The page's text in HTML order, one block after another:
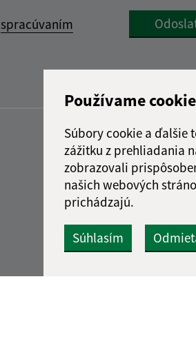
Používame
Súbory cookie a ďalšie
zážitku z prehliadania
zobrazovali
našich webových
prichádzajú.
Súhlasím
spracúvaním
Google